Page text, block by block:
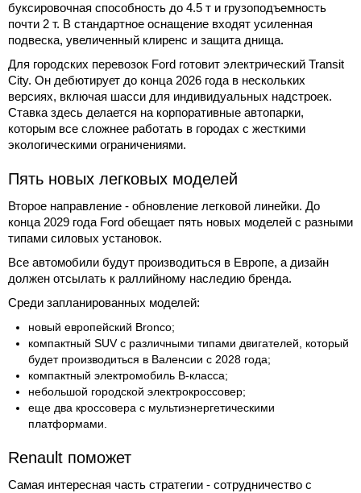
буксировочная способность до 4.5 т и грузоподъемность
почти 2 т. В стандартное оснащение входят усиленная
подвеска, увеличенный клиренс и защита днища.
Для городских перевозок Ford готовит электрический Transit
City. Он дебютирует до конца 2026 года в нескольких
версиях, включая шасси для индивидуальных надстроек.
Ставка здесь делается на корпоративные автопарки,
которым все сложнее работать в городах с жесткими
экологическими ограничениями.
Пять новых легковых моделей
Второе направление - обновление легковой линейки. До
конца 2029 года Ford обещает пять новых моделей с разными
типами силовых установок.
Все автомобили будут производиться в Европе, а дизайн
должен отсылать к раллийному наследию бренда.
Среди запланированных моделей:
новый европейский Bronco;
компактный SUV с различными типами двигателей, который
будет производиться в Валенсии с 2028 года;
компактный электромобиль B-класса;
небольшой городской электрокроссовер;
еще два кроссовера с мультиэнергетическими
платформами.
Renault поможет
Самая интересная часть стратегии - сотрудничество с